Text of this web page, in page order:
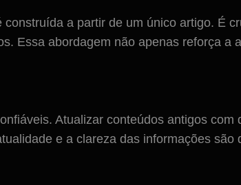
a partir de um único artigo. É
Essa abordagem não apenas reforça
Atualizar conteúdos antigos
e a clareza das informações